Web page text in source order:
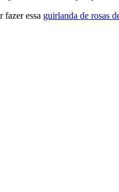
fazer essa guirlanda de rosas